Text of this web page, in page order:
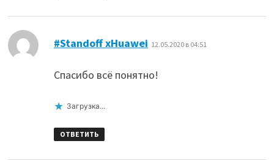
#Standoff xHuawei 12.05.2020 в 04:51
Спасибо всё понятно!
Загрузка...
ОТВЕТИТЬ